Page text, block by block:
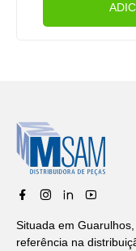
Situada em
referência na